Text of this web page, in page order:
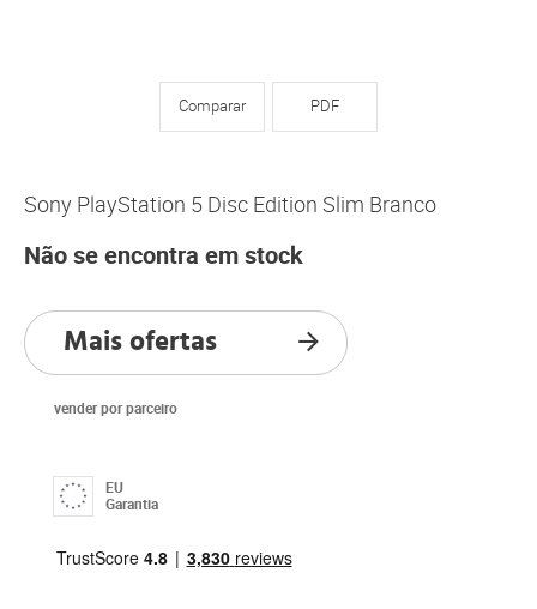
Comparar PDF
Sony PlayStation 5 Disc Edition Slim Branco
Não se encontra em stock
Mais ofertas
vender por parceiro
EU
Garantia